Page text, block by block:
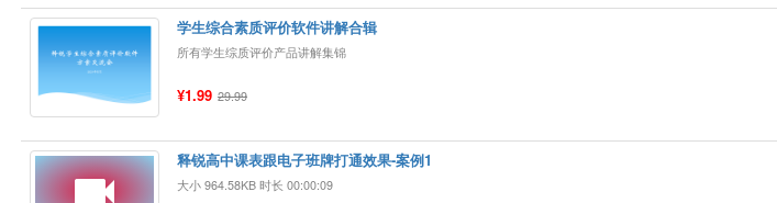
学生综合素质评价软件讲解合辑
所有学生综质评价产品讲解集锦
¥1.99 29.99
释锐高中课表跟电子班牌打通效果-案例1
大小 964.58KB 时长 00:00:09